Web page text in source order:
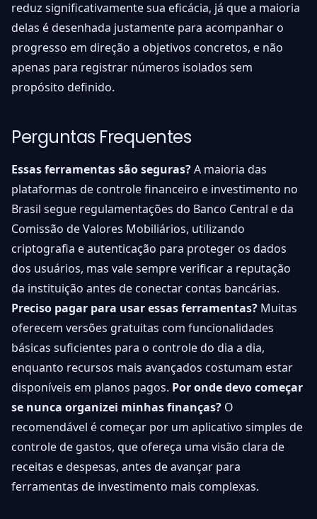
reduz significativamente sua eficácia, já que a maioria
delas é desenhada justamente para acompanhar o
progresso em direção a objetivos concretos, e não
apenas para registrar números isolados sem
propósito definido.
Perguntas Frequentes
Essas ferramentas são seguras? A maioria das
plataformas de controle financeiro e investimento no
Brasil segue regulamentações do Banco Central e da
Comissão de Valores Mobiliários, utilizando
criptografia e autenticação para proteger os dados
dos usuários, mas vale sempre verificar a reputação
da instituição antes de conectar contas bancárias.
Preciso pagar para usar essas ferramentas? Muitas
oferecem versões gratuitas com funcionalidades
básicas suficientes para o controle do dia a dia,
enquanto recursos mais avançados costumam estar
disponíveis em planos pagos. Por onde devo começar
se nunca organizei minhas finanças? O
recomendável é começar por um aplicativo simples de
controle de gastos, que ofereça uma visão clara de
receitas e despesas, antes de avançar para
ferramentas de investimento mais complexas.